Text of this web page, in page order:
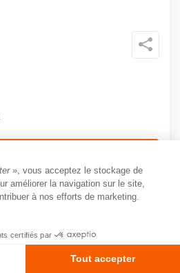
des infos
plus